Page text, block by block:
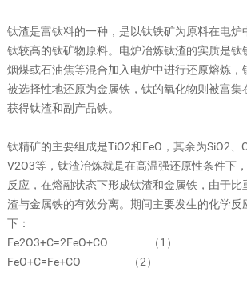
钛渣是富钛料的一种，是以钛铁矿为原料在电炉
钛较高的钛矿物原料。电炉冶炼钛渣的实质是钛
烟煤或石油焦等混合加入电炉中进行还原熔炼，
被选择性地还原为金属铁，钛的氧化物则被富集
获得钛渣和副产品铁。
钛精矿的主要组成是TiO2和FeO，其余为SiO2、
V2O3等，钛渣冶炼就是在高温强还原性条件下
反应，在熔融状态下形成钛渣和金属铁，由于比
渣与金属铁的有效分离。期间主要发生的化学反
下：
Fe2O3+C=2FeO+CO （1）
FeO+C=Fe+CO （2）